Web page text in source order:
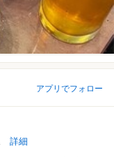
アプリでフォロー
詳細